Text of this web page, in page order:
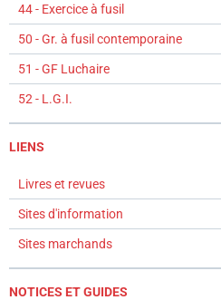
44 - Exercice à fusil
50 - Gr. à fusil contemporaine
51 - GF Luchaire
52 - L.G.I.
LIENS
Livres et revues
Sites d'information
Sites marchands
NOTICES ET GUIDES